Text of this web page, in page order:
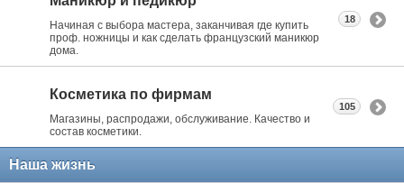
Начиная с выбора мастера, заканчивая где купить
проф. ножницы и как сделать французский маникюр
дома.
18
Косметика по фирмам
Магазины, распродажи, обслуживание. Качество и
состав косметики.
105
Наша жизнь